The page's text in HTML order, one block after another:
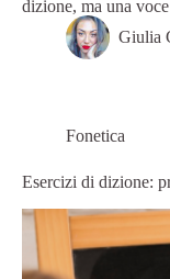
dizione, ma una
Giulia
Fonetica
Esercizi di dizione: